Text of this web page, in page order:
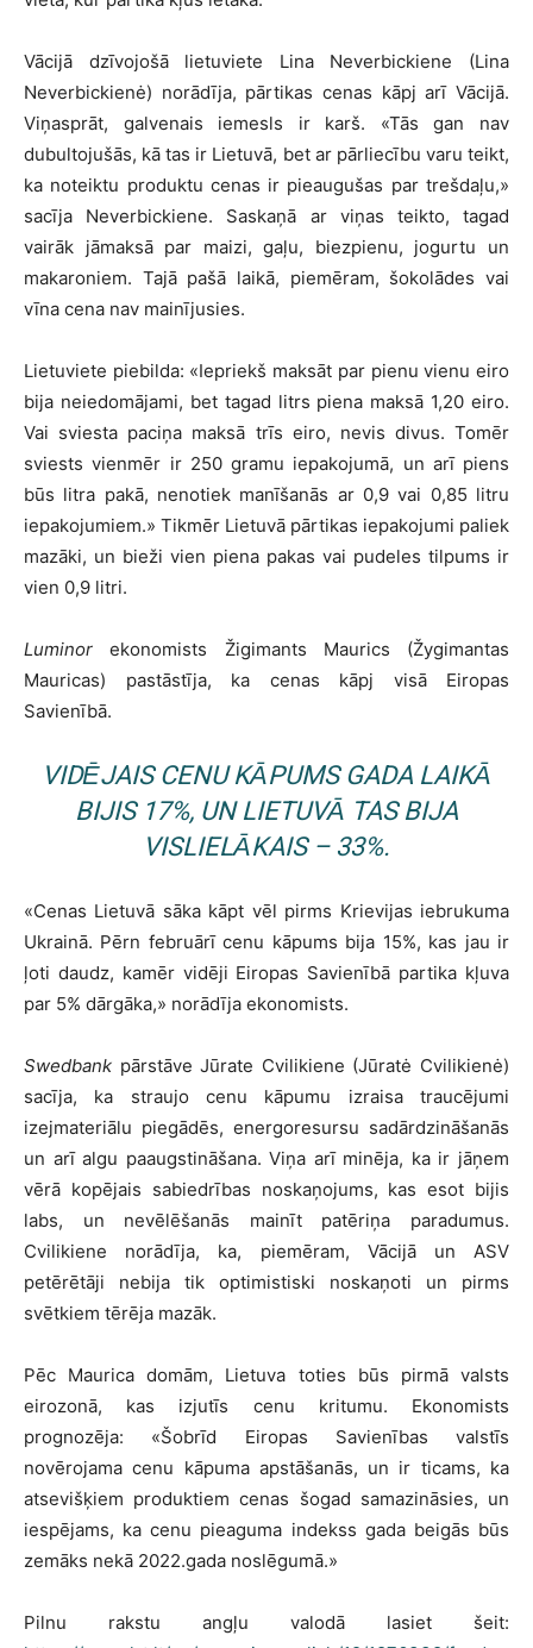
Vācijā dzīvojošā lietuviete Lina Neverbickiene (Lina
Neverbickienė) norādīja, pārtikas cenas kāpj arī Vācijā.
Viņasprāt, galvenais iemesls ir karš. «Tās gan nav
dubultojušās, kā tas ir Lietuvā, bet ar pārliecību varu teikt,
ka noteiktu produktu cenas ir pieaugušas par trešdaļu,»
sacīja Neverbickiene. Saskaņā ar viņas teikto, tagad
vairāk jāmaksā par maizi, gaļu, biezpienu, jogurtu un
makaroniem. Tajā pašā laikā, piemēram, šokolādes vai
vīna cena nav mainījusies.
Lietuviete piebilda: «Iepriekš maksāt par pienu vienu eiro
bija neiedomājami, bet tagad litrs piena maksā 1,20 eiro.
Vai sviesta paciņa maksā trīs eiro, nevis divus. Tomēr
sviests vienmēr ir 250 gramu iepakojumā, un arī piens
būs litra pakā, nenotiek manīšanās ar 0,9 vai 0,85 litru
iepakojumiem.» Tikmēr Lietuvā pārtikas iepakojumi paliek
mazāki, un bieži vien piena pakas vai pudeles tilpums ir
vien 0,9 litri.
Luminor ekonomists Žigimants Maurics (Žygimantas
Mauricas) pastāstīja, ka cenas kāpj visā Eiropas
Savienībā.
VIDĒJAIS CENU KĀPUMS GADA LAIKĀ
BIJIS 17%, UN LIETUVĀ TAS BIJA
VISLIELĀKAIS – 33%.
«Cenas Lietuvā sāka kāpt vēl pirms Krievijas iebrukuma
Ukrainā. Pērn februārī cenu kāpums bija 15%, kas jau ir
ļoti daudz, kamēr vidēji Eiropas Savienībā partika kļuva
par 5% dārgāka,» norādīja ekonomists.
Swedbank pārstāve Jūrate Cvilikiene (Jūratė Cvilikienė)
sacīja, ka straujo cenu kāpumu izraisa traucējumi
izejmateriālu piegādēs, energoresursu sadārdzināšanās
un arī algu paaugstināšana. Viņa arī minēja, ka ir jāņem
vērā kopējais sabiedrības noskaņojums, kas esot bijis
labs, un nevēlēšanās mainīt patēriņa paradumus.
Cvilikiene norādīja, ka, piemēram, Vācijā un ASV
petērētāji nebija tik optimistiski noskaņoti un pirms
svētkiem tērēja mazāk.
Pēc Maurica domām, Lietuva toties būs pirmā valsts
eirozonā, kas izjutīs cenu kritumu. Ekonomists
prognozēja: «Šobrīd Eiropas Savienības valstīs
novērojama cenu kāpuma apstāšanās, un ir ticams, ka
atsevišķiem produktiem cenas šogad samazināsies, un
iespējams, ka cenu pieaguma indekss gada beigās būs
zemāks nekā 2022.gada noslēgumā.»
Pilnu rakstu angļu valodā lasiet šeit: